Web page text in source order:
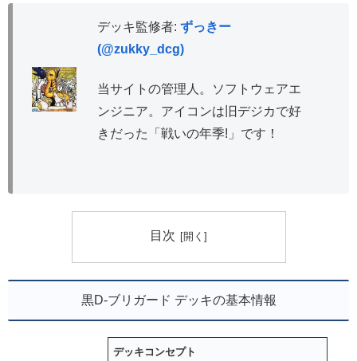
デッキ監修者: ずっきー
(@zukky_dcg)
当サイトの管理人。ソフトウェアエ
ンジニア。アイコンは旧デジカで好
きだった「戦いの年季!」です！
目次
黒D-ブリガード デッキの基本情報
デッキコンセプト